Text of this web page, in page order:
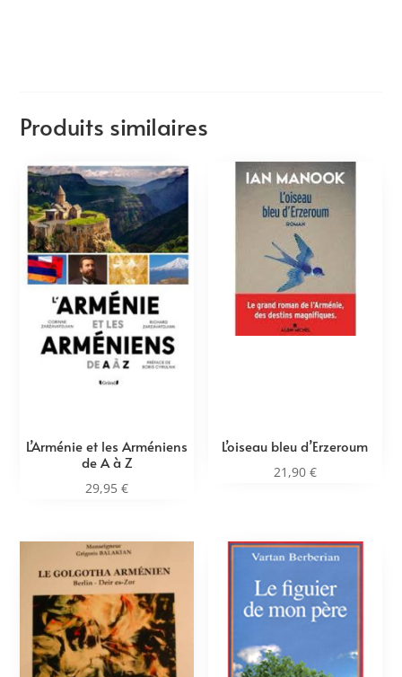
Produits similaires
L’Arménie et les Arméniens
de A à Z
29,95€
L’oiseau bleu d’Erzeroum
21,90 €